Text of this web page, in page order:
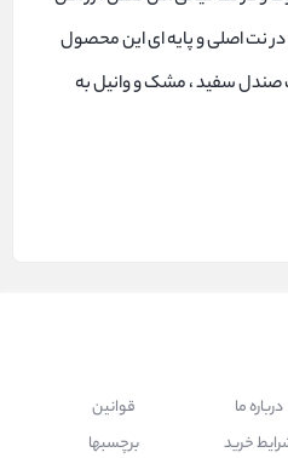
نت اصلی و پایه ای این محصول
سفید ، مشک و وانیل به
درباره ما
خرید
قوانین
برچسبها